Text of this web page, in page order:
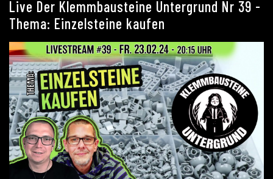
Live Der Klemmbausteine Untergrund Nr 39 -
Thema: Einzelsteine kaufen